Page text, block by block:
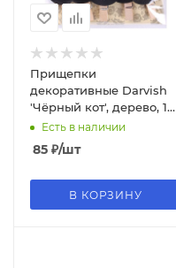
Прищепки
декоративные Darvish
'Чёрный кот', дерево, 10
шт.;уп., DV-H-1075
Есть в наличии
85 ₽/шт
В КОРЗИНУ